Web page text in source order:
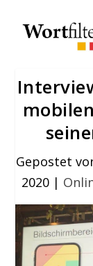
Gepostet
2020|